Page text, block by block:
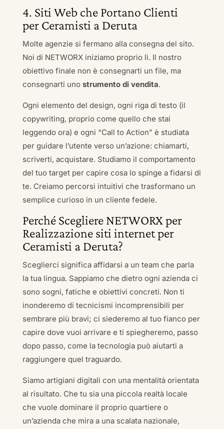
4. Siti Web che Portano Clienti
per Ceramisti a Deruta
Molte agenzie si fermano alla consegna del sito.
Noi di NETWORX iniziamo proprio lì. Il nostro
obiettivo finale non è consegnarti un file, ma
consegnarti uno strumento di vendita.
Ogni elemento del design, ogni riga di testo (il
copywriting, proprio come quello che stai
leggendo ora) e ogni “Call to Action” è studiata
per guidare l’utente verso un’azione: chiamarti,
scriverti, acquistare. Studiamo il comportamento
del tuo target per capire cosa lo spinge a fidarsi di
te. Creiamo percorsi intuitivi che trasformano un
semplice curioso in un cliente fedele.
Perché Scegliere NETWORX per
Realizzazione siti internet per
Ceramisti a Deruta?
Sceglierci significa affidarsi a un team che parla
la tua lingua. Sappiamo che dietro ogni azienda ci
sono sogni, fatiche e obiettivi concreti. Non ti
inonderemo di tecnicismi incomprensibili per
sembrare più bravi; ci siederemo al tuo fianco per
capire dove vuoi arrivare e ti spiegheremo, passo
dopo passo, come la tecnologia può aiutarti a
raggiungere quel traguardo.
Siamo artigiani digitali con una mentalità orientata
al risultato. Che tu sia una piccola realtà locale
che vuole dominare il proprio quartiere o
un’azienda che mira a una scalata nazionale,